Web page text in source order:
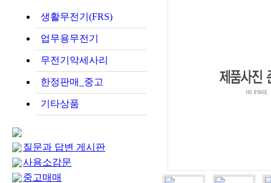
생활무전기(FRS)
업무용무전기
무전기악세사리
한정판매_중고
기타상품
질문과 답변 게시판
사용소감문
중고매매